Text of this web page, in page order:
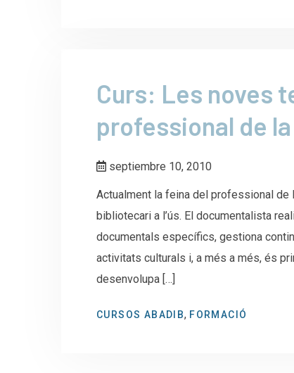
Curs: Les noves
professional de
septiembre 10, 2010
Actualment la feina del professional de
bibliotecari a l’ús. El documentalista
documentals específics, gestiona
activitats culturals i, a més a més, és
desenvolupa […]
CURSOS ABADIB, FORMACIÓ